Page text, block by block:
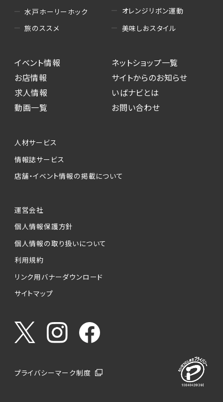
水戸ホーリーホック
旅のススメ
オレンジリボン運動
美味しおスタイル
イベント情報
お店情報
求人情報
動画一覧
ネットショップ一覧
サイトからのお知らせ
いばナビとは
お問い合わせ
人材サービス
情報誌サービス
店舗・イベント情報の掲載について
運営会社
個人情報保護方針
個人情報の取り扱いについて
利用規約
リンク用バナーダウンロード
サイトマップ
プライバシーマーク制度